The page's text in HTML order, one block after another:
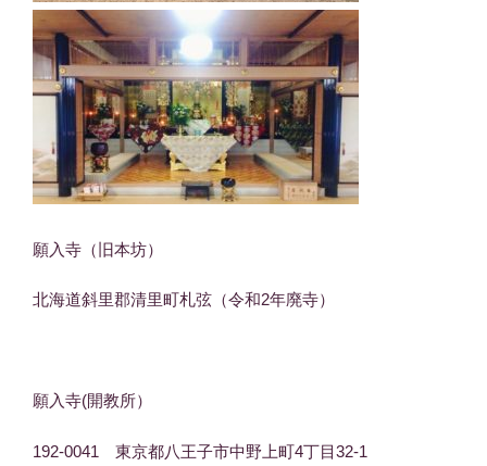
願入寺（旧本坊）
北海道斜里郡清里町札弦（令和2年廃寺）
願入寺(開教所）
192-0041 東京都八王子市中野上町4丁目32-1